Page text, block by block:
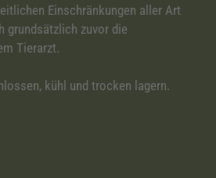
Einschränkungen aller Art
grundsätzlich zuvor die
Tierarzt.
kühl und trocken lagern.